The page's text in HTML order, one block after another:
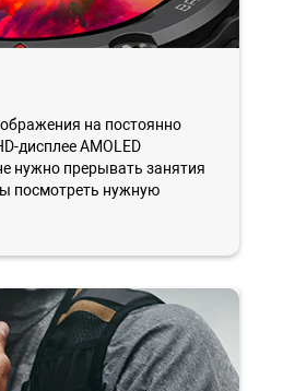
на постоянно
дисплее AMOLED
нужно прерывать занятия
посмотреть нужную